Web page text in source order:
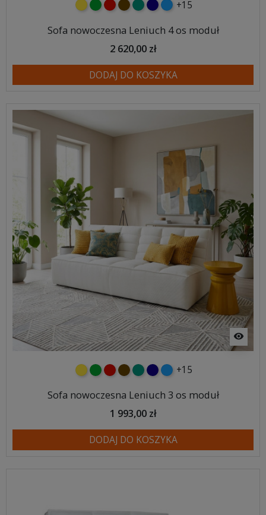
żółtyzielonyczerwony
czekoladowy
turkusowy
granatowy
niebieski
+15
Sofa nowoczesna Leniuch 4 os moduł
2 620,00 zł
DODAJ DO KOSZYKA
visibility
żółtyzielonyczerwony
czekoladowy
turkusowy
granatowy
niebieski
+15
Sofa nowoczesna Leniuch 3 os moduł
1 993,00 zł
DODAJ DO KOSZYKA